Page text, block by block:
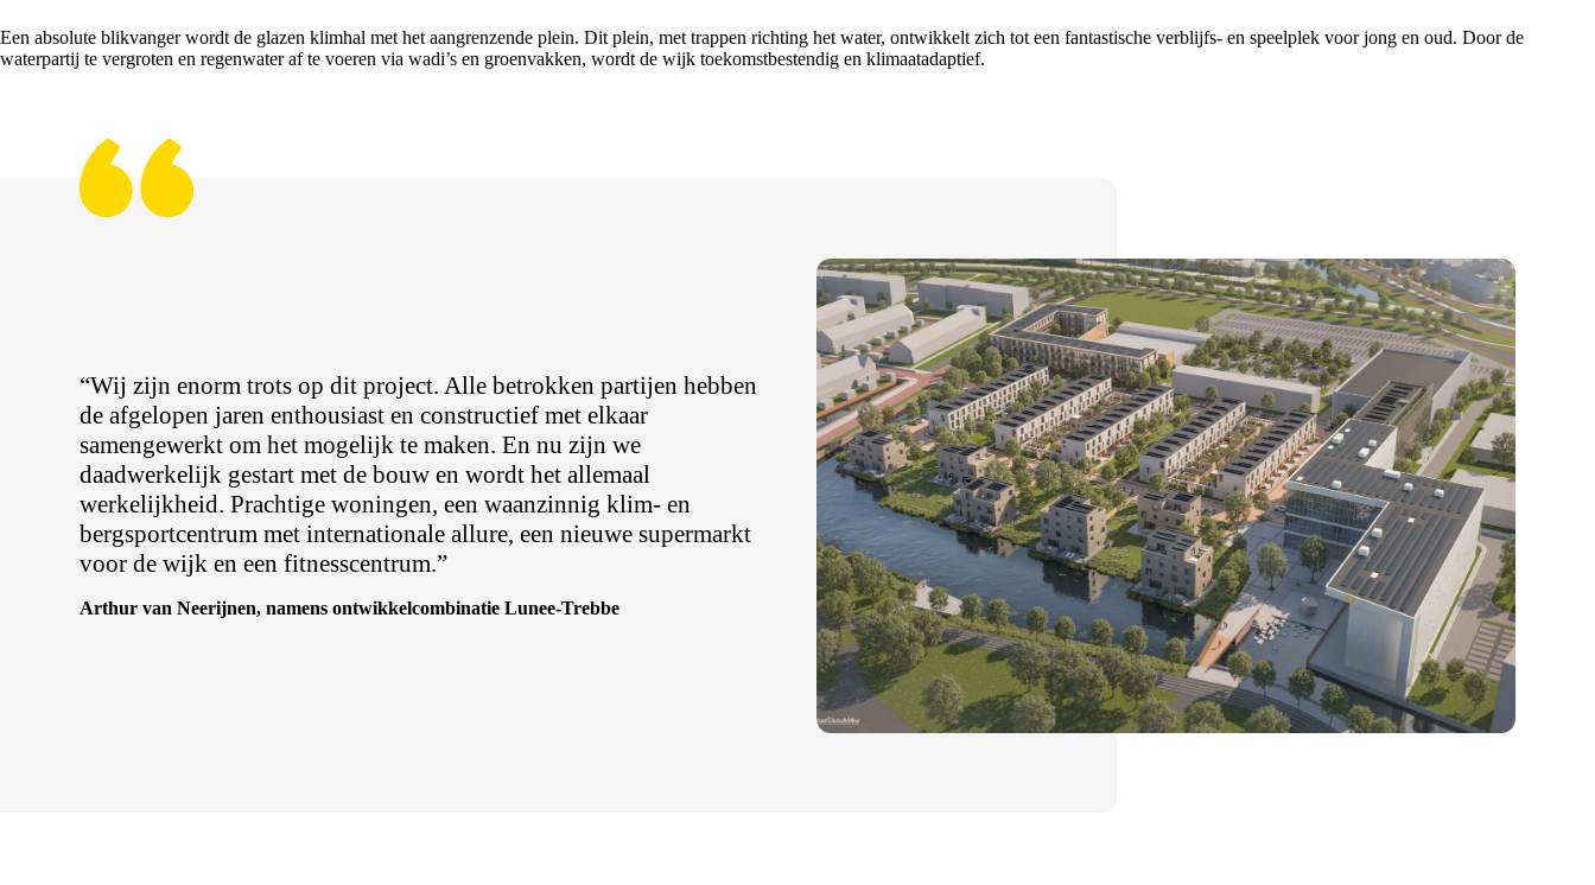
Een absolute blikvanger wordt de glazen klimhal met het aangrenzende plein. Dit plein, met trappen richting het water, ontwikkelt zich tot een fantastische verblijfs- en speelplek voor jong en oud. Door de
waterpartij te vergroten en regenwater af te voeren via wadi’s en groenvakken, wordt de wijk toekomstbestendig en klimaatadaptief.
“Wij zijn enorm trots op dit project. Alle betrokken partijen hebben
de afgelopen jaren enthousiast en constructief met elkaar
samengewerkt om het mogelijk te maken. En nu zijn we
daadwerkelijk gestart met de bouw en wordt het allemaal
werkelijkheid. Prachtige woningen, een waanzinnig klim- en
bergsportcentrum met internationale allure, een nieuwe supermarkt
voor de wijk en een fitnesscentrum.”
Arthur van Neerijnen, namens ontwikkelcombinatie Lunee-Trebbe